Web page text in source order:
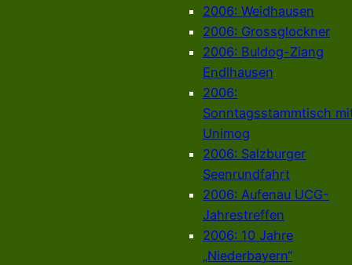
2006: Weidhausen
2006: Grossglockner
2006: Buldog-Ziang
Endlhausen
2006:
Sonntagsstammtisch
Unimog
2006: Salzburger
Seenrundfahrt
2006: Aufenau UCG-
Jahrestreffen
2006: 10 Jahre
„Niederbayern“